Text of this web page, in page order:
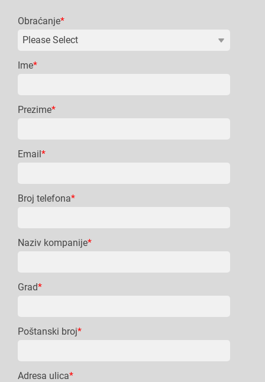
Obraćanje*
Ime*
Prezime*
Email*
Broj telefona*
Naziv kompanije*
Grad*
Poštanski broj*
Adresa ulica*